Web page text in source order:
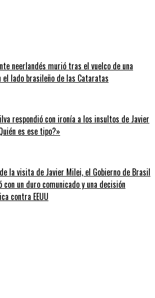
neerlandés murió tras el vuelco de una
el lado brasileño de las Cataratas
respondió con ironía a los insultos de Javier
es ese tipo?»
la visita de Javier Milei, el Gobierno de Brasil
con un duro comunicado y una decisión
contra EEUU